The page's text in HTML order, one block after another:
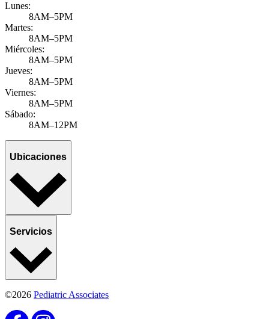
Lunes:
8AM–5PM
Martes:
8AM–5PM
Miércoles:
8AM–5PM
Jueves:
8AM–5PM
Viernes:
8AM–5PM
Sábado:
8AM–12PM
Ubicaciones
Servicios
©2026 Pediatric Associates